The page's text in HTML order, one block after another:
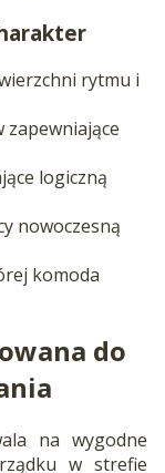
rytmu i
logiczną
nowoczesną
komoda
do
na wygodne
w strefie